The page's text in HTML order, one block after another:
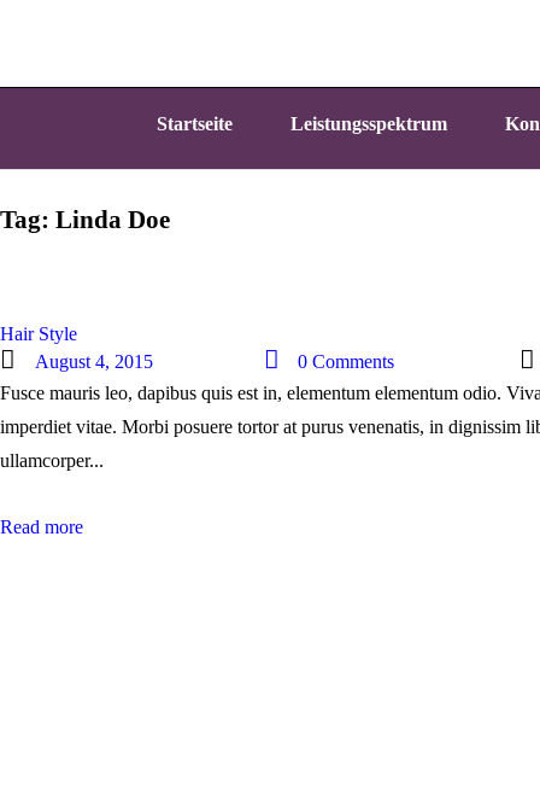
Startseite Leistungsspektrum
Tag: Linda Doe
Hair Style
August 4, 2015
0 Comments
Fusce mauris leo, dapibus quis est in, elementum elementum odio.
imperdiet vitae. Morbi posuere tortor at purus venenatis, in dignissim
ullamcorper...
Read more